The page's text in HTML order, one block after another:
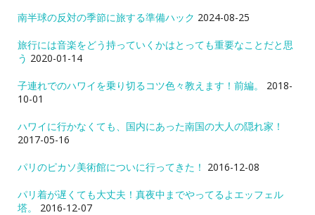
南半球の反対の季節に旅する準備ハック 2024-08-25
旅行には音楽をどう持っていくかはとっても重要なことだと思
う 2020-01-14
子連れでのハワイを乗り切るコツ色々教えます！前編。
2018-
10-01
ハワイに行かなくても、国内にあった南国の大人の隠れ家！
2017-05-16
パリのピカソ美術館についに行ってきた！ 2016-12-08
パリ着が遅くても大丈夫！真夜中までやってるよエッフェル
塔。
2016-12-07